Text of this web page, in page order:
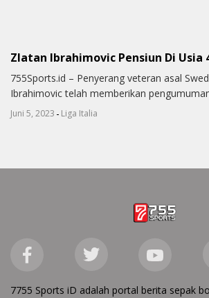
Zlatan Ibrahimovic Pensiun Di Usia
755Sports.id – Penyerang veteran asal
Ibrahimovic telah memberikan
Juni 5, 2023 - Liga Italia
7755 Sports iD adalah portal berita sepak